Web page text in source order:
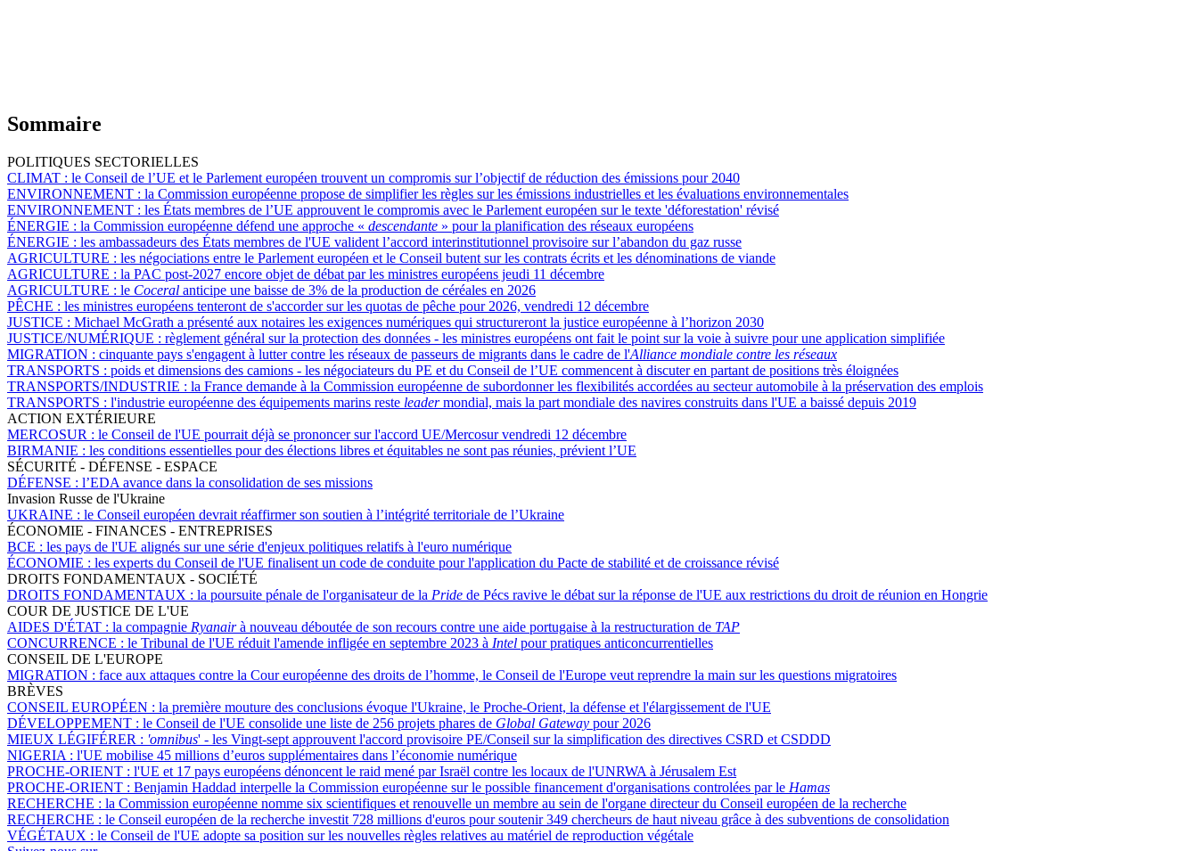
Sommaire
POLITIQUES SECTORIELLES
CLIMAT : le Conseil de l’UE et le Parlement européen trouvent un compromis sur l’objectif de réduction des émissions pour 2040
ENVIRONNEMENT : la Commission européenne propose de simplifier les règles sur les émissions industrielles et les évaluations environnementales
ENVIRONNEMENT : les États membres de l’UE approuvent le compromis avec le Parlement européen sur le texte 'déforestation' révisé
ÉNERGIE : la Commission européenne défend une approche « descendante » pour la planification des réseaux européens
ÉNERGIE : les ambassadeurs des États membres de l'UE valident l’accord interinstitutionnel provisoire sur l’abandon du gaz russe
AGRICULTURE : les négociations entre le Parlement européen et le Conseil butent sur les contrats écrits et les dénominations de viande
AGRICULTURE : la PAC post-2027 encore objet de débat par les ministres européens jeudi 11 décembre
AGRICULTURE : le Coceral anticipe une baisse de 3% de la production de céréales en 2026
PÊCHE : les ministres européens tenteront de s'accorder sur les quotas de pêche pour 2026, vendredi 12 décembre
JUSTICE : Michael McGrath a présenté aux notaires les exigences numériques qui structureront la justice européenne à l’horizon 2030
JUSTICE/NUMÉRIQUE : règlement général sur la protection des données - les ministres européens ont fait le point sur la voie à suivre pour une application simplifiée
MIGRATION : cinquante pays s'engagent à lutter contre les réseaux de passeurs de migrants dans le cadre de l'Alliance mondiale contre les réseaux
TRANSPORTS : poids et dimensions des camions - les négociateurs du PE et du Conseil de l’UE commencent à discuter en partant de positions très éloignées
TRANSPORTS/INDUSTRIE : la France demande à la Commission européenne de subordonner les flexibilités accordées au secteur automobile à la préservation des emplois
TRANSPORTS : l'industrie européenne des équipements marins reste leadermondial, mais la part mondiale des navires construits dans l'UE a baissé depuis 2019
ACTION EXTÉRIEURE
MERCOSUR : le Conseil de l'UE pourrait déjà se prononcer sur l'accord UE/Mercosur vendredi 12 décembre
BIRMANIE : les conditions essentielles pour des élections libres et équitables ne sont pas réunies, prévient l’UE
SÉCURITÉ - DÉFENSE - ESPACE
DÉFENSE : l’EDA avance dans la consolidation de ses missions
Invasion Russe de l'Ukraine
UKRAINE : le Conseil européen devrait réaffirmer son soutien à l’intégrité territoriale de l’Ukraine
ÉCONOMIE - FINANCES - ENTREPRISES
BCE : les pays de l'UE alignés sur une série d'enjeux politiques relatifs à l'euro numérique
ÉCONOMIE : les experts du Conseil de l'UE finalisent un code de conduite pour l'application du Pacte de stabilité et de croissance révisé
DROITS FONDAMENTAUX - SOCIÉTÉ
DROITS FONDAMENTAUX : la poursuite pénale de l'organisateur de la Pride de Pécs ravive le débat sur la réponse de l'UE aux restrictions du droit de réunion en Hongrie
COUR DE JUSTICE DE L'UE
AIDES D'ÉTAT : la compagnie Ryanairà nouveau déboutée de son recours contre une aide portugaise à la restructuration de TAP
CONCURRENCE : le Tribunal de l'UE réduit l'amende infligée en septembre 2023 à Intel pour pratiques anticoncurrentielles
CONSEIL DE L'EUROPE
MIGRATION : face aux attaques contre la Cour européenne des droits de l’homme, le Conseil de l'Europe veut reprendre la main sur les questions migratoires
BRÈVES
CONSEIL EUROPÉEN : la première mouture des conclusions évoque l'Ukraine, le Proche-Orient, la défense et l'élargissement de l'UE
DÉVELOPPEMENT : le Conseil de l'UE consolide une liste de 256 projets phares de Global Gateway pour 2026
MIEUX LÉGIFÉRER : 'omnibus' - les Vingt-sept approuvent l'accord provisoire PE/Conseil sur la simplification des directives CSRD et CSDDD
NIGERIA : l'UE mobilise 45 millions d’euros supplémentaires dans l’économie numérique
PROCHE-ORIENT : l'UE et 17 pays européens dénoncent le raid mené par Israël contre les locaux de l'UNRWA à Jérusalem Est
PROCHE-ORIENT : Benjamin Haddad interpelle la Commission européenne sur le possible financement d'organisations controlées par le Hamas
RECHERCHE : la Commission européenne nomme six scientifiques et renouvelle un membre au sein de l'organe directeur du Conseil européen de la recherche
RECHERCHE : le Conseil européen de la recherche investit 728 millions d'euros pour soutenir 349 chercheurs de haut niveau grâce à des subventions de consolidation
VÉGÉTAUX : le Conseil de l'UE adopte sa position sur les nouvelles règles relatives au matériel de reproduction végétale